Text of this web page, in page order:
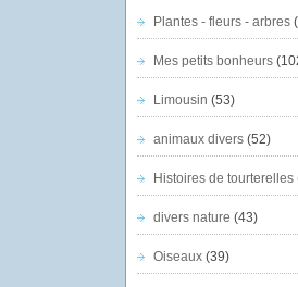
Plantes - fleurs - arbres
Mes petits bonheurs
Limousin (53)
animaux divers(52)
Histoires de tourterelles
divers nature (43)
Oiseaux(39)